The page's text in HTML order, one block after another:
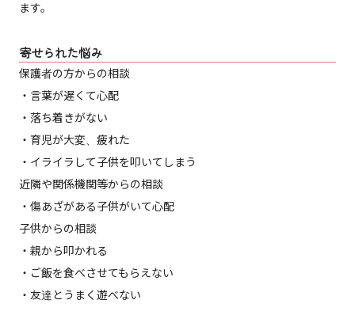
ます。
寄せられた悩み
保護者の方からの相談
・言葉が遅くて心配
・落ち着きがない
・育児が大変、疲れた
・イライラして子供を叩いてしまう
近隣や関係機関等からの相談
・傷あざがある子供がいて心配
子供からの相談
・親から叩かれる
・ご飯を食べさせてもらえない
・友達とうまく遊べない